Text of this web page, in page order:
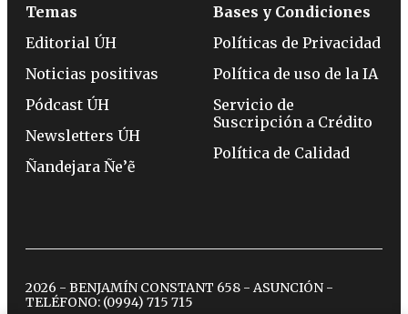
Temas
Editorial ÚH
Noticias positivas
Pódcast ÚH
Newsletters ÚH
Ñandejara Ñe’ẽ
Bases y Condiciones
Políticas de Privacidad
Política de uso de la IA
Servicio de
Suscripción a Crédito
Política de Calidad
2026 - BENJAMÍN CONSTANT 658 - ASUNCIÓN -
TELÉFONO: (0994) 715 715